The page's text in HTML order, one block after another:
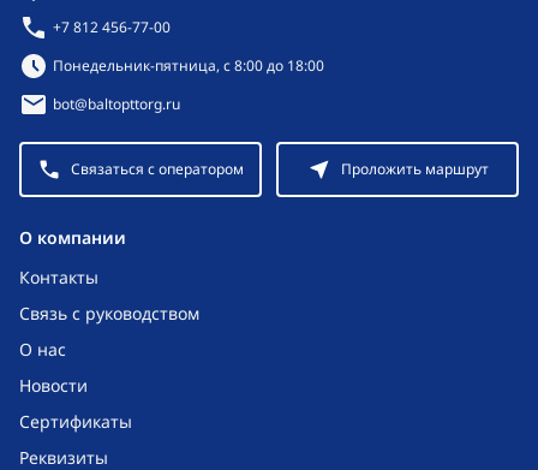
O компании
Контакты
Связь с руководством
О нас
Новости
Сертификаты
Реквизиты
+7 812 456-77-00
Режим работы:
Понедельник-пятница, с 8:00 до 18:00
bot@baltopttorg.ru
Связаться с оператором Проложить маршрут